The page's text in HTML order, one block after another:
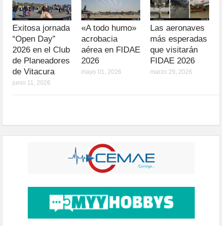
Exitosa jornada
“Open Day”
2026 en el Club
de Planeadores
de Vitacura
junio 11, 2026
«A todo humo»
acrobacia
aérea en FIDAE
2026
mayo 01, 2026
Las aeronaves
más esperadas
que visitarán
FIDAE 2026
marzo 29, 2026